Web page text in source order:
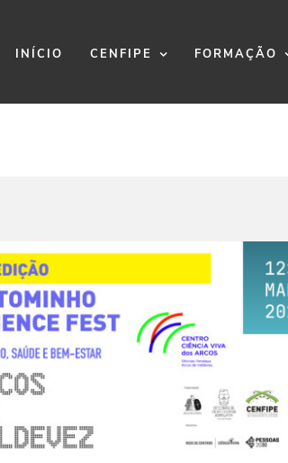
INÍCIO CENFIPE FORMAÇÃO